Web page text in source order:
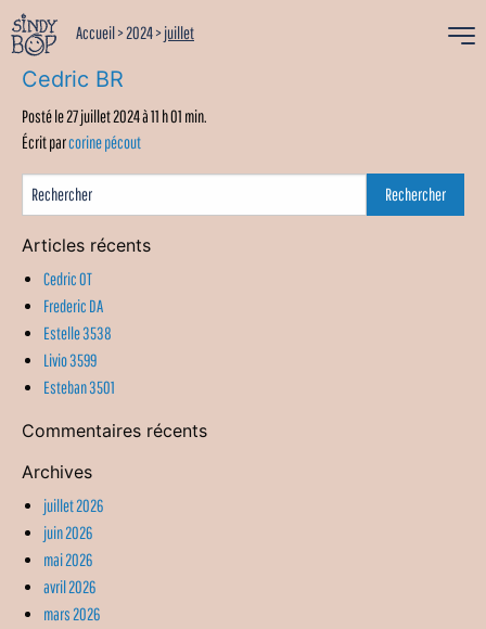
Accueil>2024>juillet
Cedric BR
Posté le 27 juillet 2024 à 11 h 01 min.
Écrit parcorine pécout
Articles récents
Cedric OT
Frederic DA
Estelle 3538
Livio 3599
Esteban 3501
Commentaires récents
Archives
juillet 2026
juin 2026
mai 2026
avril 2026
mars 2026